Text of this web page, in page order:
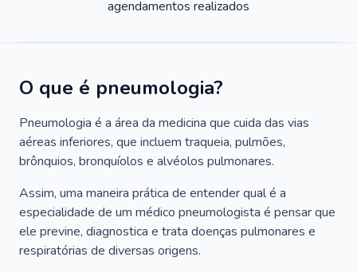
agendamentos realizados
O que é pneumologia?
Pneumologia é a área da medicina que cuida das vias
aéreas inferiores, que incluem traqueia, pulmões,
brônquios, bronquíolos e alvéolos pulmonares.
Assim, uma maneira prática de entender qual é a
especialidade de um médico pneumologista é pensar que
ele previne, diagnostica e trata doenças pulmonares e
respiratórias de diversas origens.